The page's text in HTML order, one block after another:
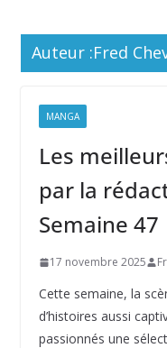
Auteur :Fred
MANGA
Les
par la
Semaine 47
17 novembre 2025
Cette semaine, la
d’histoires aussi
passionnés une